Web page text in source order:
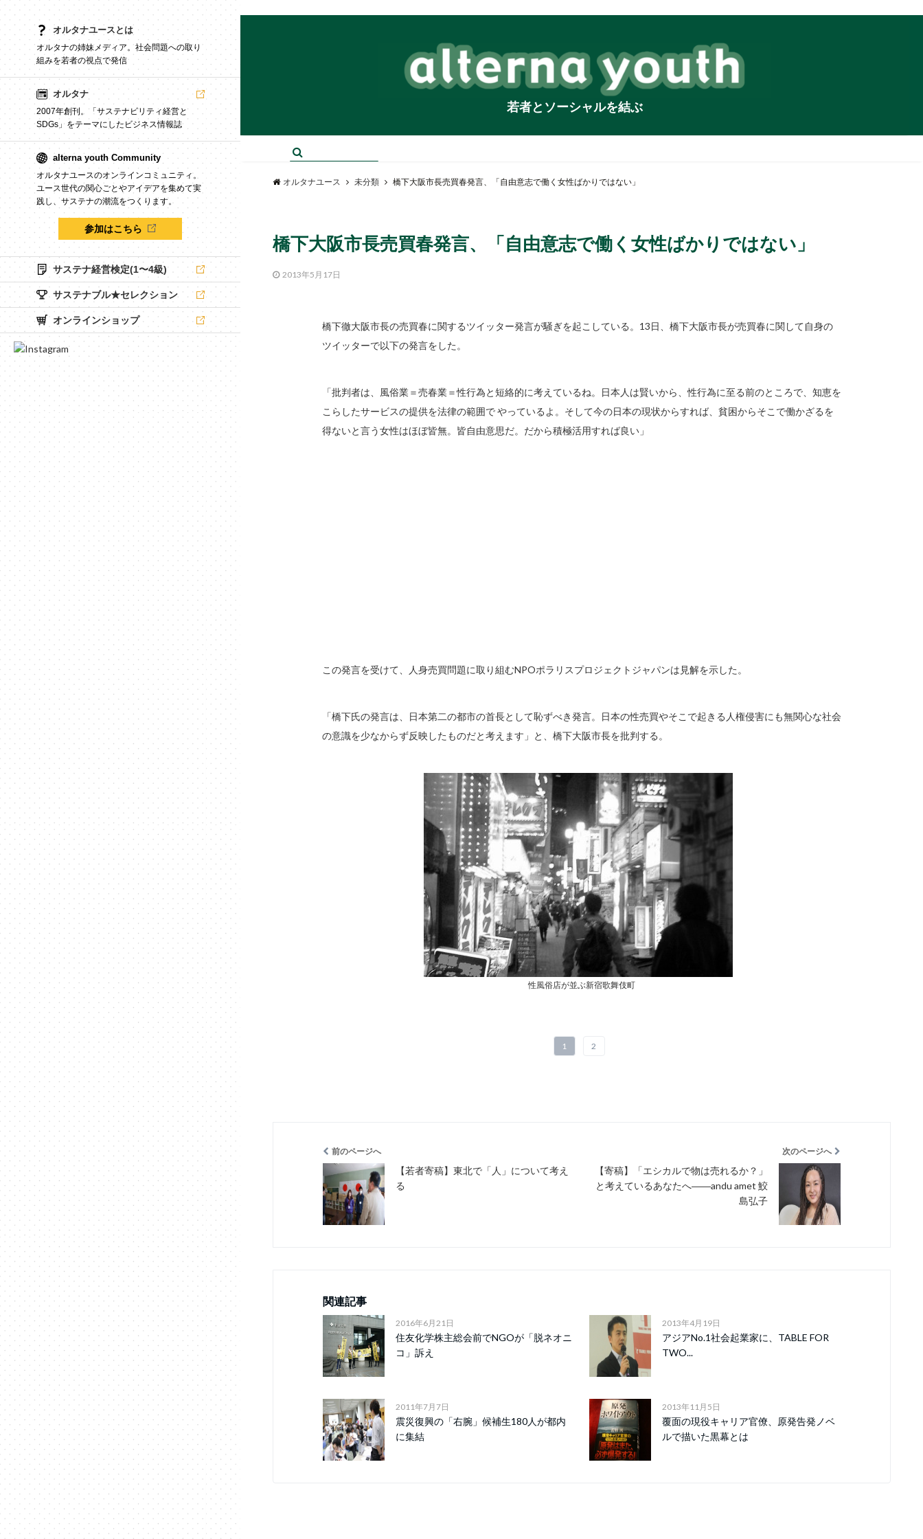
オルタナユースとは
オルタナの姉妹メディア。社会問題への取り
組みを若者の視点で発信
オルタナ
2007年創刊。「サステナビリティ経営と
SDGs」をテーマにしたビジネス情報誌
alterna youth Community
オルタナユースのオンラインコミュニティ。
ユース世代の関心ごとやアイデアを集めて実
践し、サステナの潮流をつくります。
参加はこちら
サステナ経営検定(1〜4級)
サステナブル★セレクション
オンラインショップ
若者とソーシャルを結ぶ
オルタナユース 未分類 橋下大阪市長売買春発言、「自由意志で働く女性ばかりではない」
橋下大阪市長売買春発言、「自由意志で働く女性ばかりではない」
2013年5月17日
橋下徹大阪市長の売買春に関するツイッター発言が騒ぎを起こしている。13日、橋下大阪市長が売買春に関して自身の
ツイッターで以下の発言をした。
「批判者は、風俗業＝売春業＝性行為と短絡的に考えているね。日本人は賢いから、性行為に至る前のところで、知恵を
こらしたサービスの提供を法律の範囲で やっているよ。そして今の日本の現状からすれば、貧困からそこで働かざるを
得ないと言う女性はほぼ皆無。皆自由意思だ。だから積極活用すれば良い」
この発言を受けて、人身売買問題に取り組むNPOポラリスプロジェクトジャパンは見解を示した。
「橋下氏の発言は、日本第二の都市の首長として恥ずべき発言。日本の性売買やそこで起きる人権侵害にも無関心な社会
の意識を少なからず反映したものだと考えます」と、橋下大阪市長を批判する。
性風俗店が並ぶ新宿歌舞伎町
1 2
前のページへ
【若者寄稿】東北で「人」について考え
る
次のページへ
【寄稿】「エシカルで物は売れるか？」
と考えているあなたへ――andu amet 鮫
島弘子
関連記事
2016年6月21日
住友化学株主総会前でNGOが「脱ネオニ
コ」訴え
2013年4月19日
アジアNo.1社会起業家に、TABLE FOR
TWO...
2011年7月7日
震災復興の「右腕」候補生180人が都内
に集結
2013年11月5日
覆面の現役キャリア官僚、原発告発ノベ
ルで描いた黒幕とは